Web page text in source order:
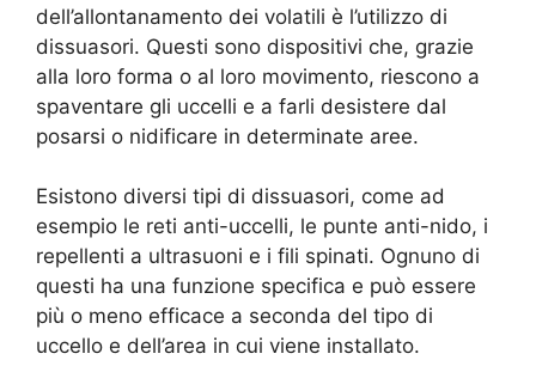
dell’allontanamento dei volatili è l’utilizzo di
dissuasori. Questi sono dispositivi che, grazie
alla loro forma o al loro movimento, riescono a
spaventare gli uccelli e a farli desistere dal
posarsi o nidificare in determinate aree.
Esistono diversi tipi di dissuasori, come ad
esempio le reti anti-uccelli, le punte anti-nido, i
repellenti a ultrasuoni e i fili spinati. Ognuno di
questi ha una funzione specifica e può essere
più o meno efficace a seconda del tipo di
uccello e dell’area in cui viene installato.